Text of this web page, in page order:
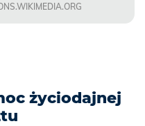
życiodajnej